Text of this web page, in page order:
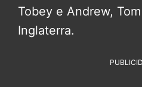
Tobey e Andrew,
Inglaterra.